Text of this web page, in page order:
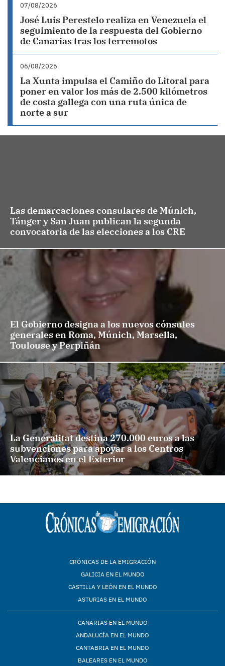
07/08/2026
José Luis Perestelo realiza en Venezuela el
seguimiento de la respuesta del Gobierno
de Canarias tras los terremotos
06/08/2026
La Xunta impulsa el Camiño do Litoral para
poner en valor los más de 2.500 kilómetros
de costa gallega con una ruta única de
norte a sur
Las demarcaciones consulares de Múnich,
Tánger y San Juan publican la segunda
convocatoria de las elecciones a los CRE
El Gobierno designa a los nuevos cónsules
generales en Roma, Múnich, Marsella,
Toulouse y Perpiñán
La Generalitat destina 270.000 euros a las
subvenciones para apoyar a los Centros
Valencianos en el Exterior
CRÓNICAS DE LA EMIGRACIÓN
GALICIA EN EL MUNDO
CASTILLA Y LEÓN EN EL MUNDO
ASTURIAS EN EL MUNDO
CANARIAS EN EL MUNDO
ANDALUCÍA EN EL MUNDO
CANTABRIA EN EL MUNDO
BALEARES EN EL MUNDO